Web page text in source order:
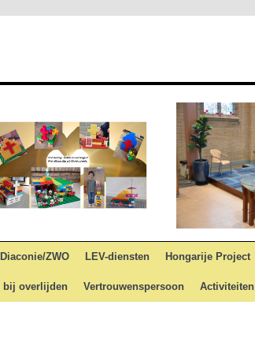
Diaconie/ZWO LEV-diensten Hongarije Project
bij overlijden Vertrouwenspersoon Activiteiten